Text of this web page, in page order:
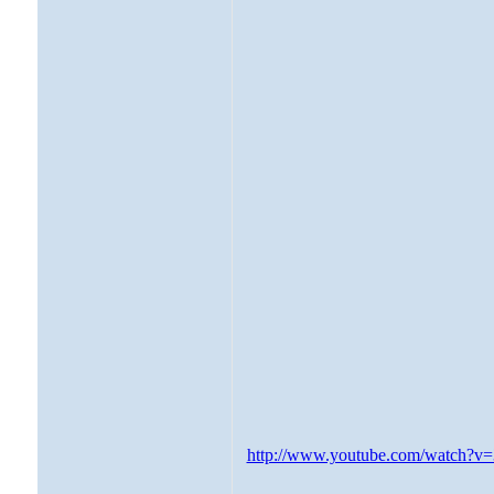
http://www.youtube.com/